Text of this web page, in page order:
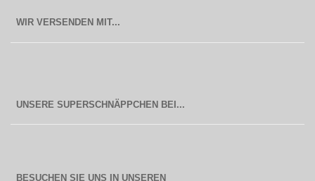
WIR VERSENDEN MIT...
BESUCHEN SIE UNS IN UNSEREN